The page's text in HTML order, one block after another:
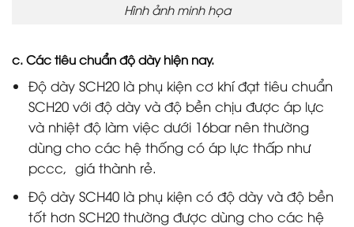
Hình ảnh minh họa
c. Các tiêu chuẩn độ dày hiện nay.
Độ dày SCH20 là phụ kiện cơ khí đạt tiêu chuẩn
SCH20 với độ dày và độ bền chịu được áp lực
và nhiệt độ làm việc dưới 16bar nên thường
dùng cho các hệ thống có áp lực thấp như
pccc, giá thành rẻ.
Độ dày SCH40 là phụ kiện có độ dày và độ bền
tốt hơn SCH20 thường được dùng cho các hệ